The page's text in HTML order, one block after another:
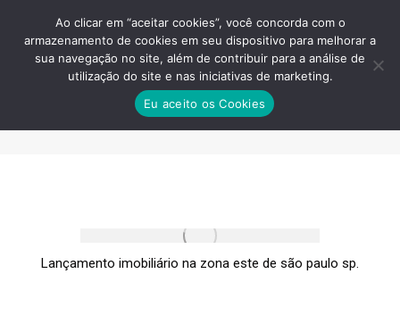
APARTAMENTO-BARRA-FUNDA-A-
VENDA
Lançamento imobiliário na zona este de são paulo sp.
Ao clicar em “aceitar cookies”, você concorda com o
armazenamento de cookies em seu dispositivo para melhorar a
sua navegação no site, além de contribuir para a análise de
utilização do site e nas iniciativas de marketing.
Eu aceito os Cookies